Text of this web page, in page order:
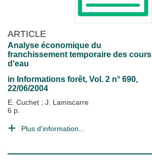
ARTICLE
Analyse économique du
franchissement temporaire des cours
d'eau
in Informations forêt, Vol. 2 n° 690,
22/06/2004
E. Cuchet ; J. Lamiscarre
6 p.
Plus d'information...